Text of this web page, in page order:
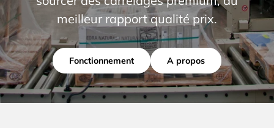
meilleur rapport qualité prix.
Fonctionnement A propos